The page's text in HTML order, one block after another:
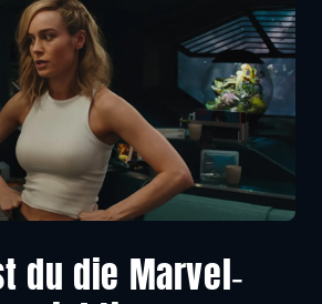
du die Marvel-